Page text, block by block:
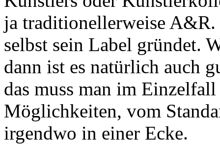
ja traditionellerweise
selbst sein Label gründet.
dann ist es natürlich auch
das muss man im
Möglichkeiten, vom
irgendwo in einer Ecke.